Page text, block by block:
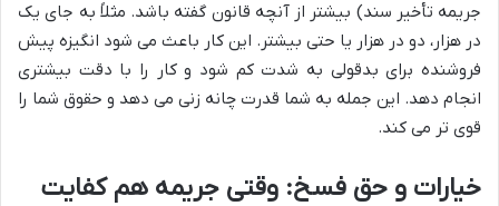
جریمه تأخیر سند) بیشتر از آنچه قانون گفته باشد. مثلاً به جای یک
در هزار، دو در هزار یا حتی بیشتر. این کار باعث می شود انگیزه پیش
فروشنده برای بدقولی به شدت کم شود و کار را با دقت بیشتری
انجام دهد. این جمله به شما قدرت چانه زنی می دهد و حقوق شما را
قوی تر می کند.
خیارات و حق فسخ: وقتی جریمه هم کفایت